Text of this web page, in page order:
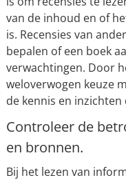
van de inhoud en of
is. Recensies van
bepalen of een boek
verwachtingen. Door
weloverwogen keuze
de kennis en
Controleer de
en bronnen.
Bij het lezen van